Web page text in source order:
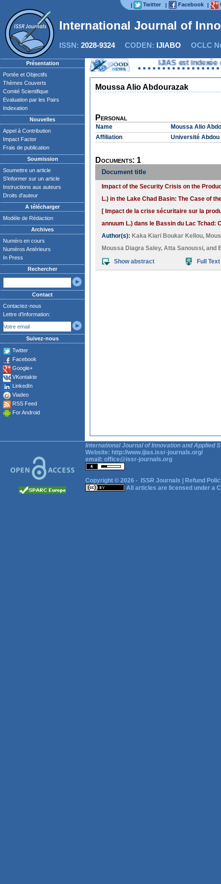
| Twitter | Facebook |
International Journal of
ISSN: 2028-9324CODEN: IJIABO OCLC
Présentation
Portée et Objectifs
Thèmes Couverts
Comité Scientifique
Evaluation par les Pairs
Indexation
Nouvelles
Appel à Contribution
Impact Factor
Frais de publication
Soumission
Soumettre un article
S'informer sur un article
Instructions aux auteurs
Droits d'auteur
A télécharger
Modèle de Rédaction
Archives
Numéro en cours
Numéros Antérieurs
In Press
Rechercher
Contact
Contactez-nous
Lettre d'Information:
Suivez-nous
Twitter
Facebook
Google+
VKontakte
LinkedIn
Viadeo
RSS Feed
For Android
IJIAS est indexée
Moussa Alio Abdourazak
Personal
Name
Moussa Alio
Affiliation
Université Abdou
Documents: 1
Document title
Impact of the Security Crisis on the
L.) in the Lake Chad Basin: The Case of
[ Impact de la crise sécuritaire sur la
annuum L.) dans le Bassin du Lac Tchad:
Author(s): Kaka Kiari Boukar Kellou,
Moussa Diagra Saley, Atta Sanoussi, and
Show abstract
Full Text
International Journal of Innovation and Applied
Website: http://www.ijias.issr-journals.org/
email: office@issr-journals.org
Copyright © 2026 - ISSR Journals
Refund
All articles are licensed under a